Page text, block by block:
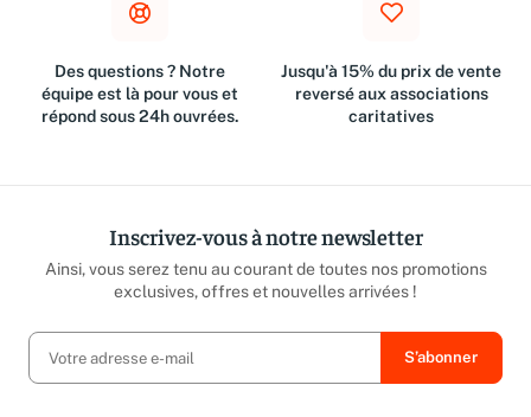
Des questions ? Notre
équipe est là pour vous et
répond sous 24h ouvrées.
Jusqu'à 15% du prix de vente
reversé aux associations
caritatives
Inscrivez-vous à notre newsletter
Ainsi, vous serez tenu au courant de toutes nos promotions
exclusives, offres et nouvelles arrivées !